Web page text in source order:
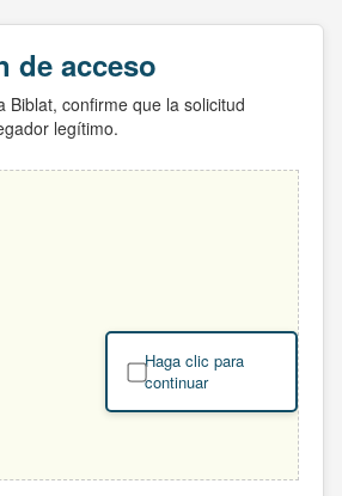
de acceso
Biblat, confirme que la solicitud
legítimo.
Haga clic para
continuar